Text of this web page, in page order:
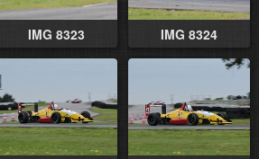
IMG 8323 IMG 8324